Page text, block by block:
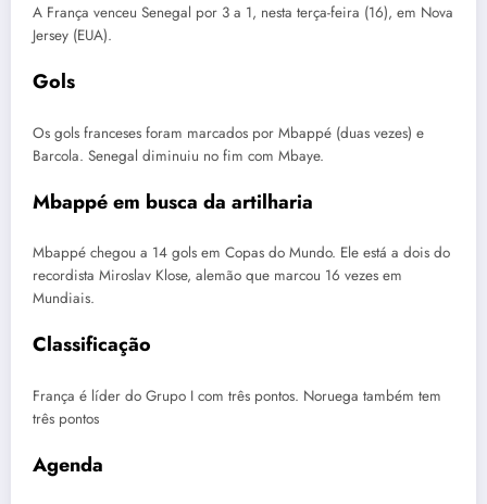
A França venceu Senegal por 3 a 1, nesta terça-feira (16), em Nova
Jersey (EUA).
Gols
Os gols franceses foram marcados por Mbappé (duas vezes) e
Barcola. Senegal diminuiu no fim com Mbaye.
Mbappé em busca da artilharia
Mbappé chegou a 14 gols em Copas do Mundo. Ele está a dois do
recordista Miroslav Klose, alemão que marcou 16 vezes em
Mundiais.
Classificação
França é líder do Grupo I com três pontos. Noruega também tem
três pontos
Agenda